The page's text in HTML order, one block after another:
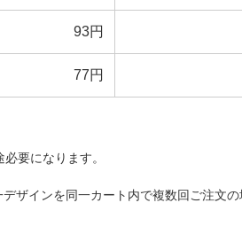
93円
77円
要になります。
ザインを同一カート内で複数回ご注文